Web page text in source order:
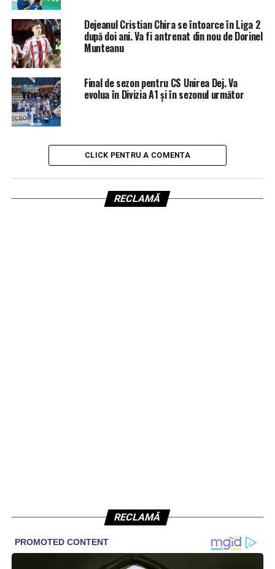
Dejeanul Cristian Chira se întoarce în Liga 2
după doi ani. Va fi antrenat din nou de Dorinel
Munteanu
Final de sezon pentru CS Unirea Dej. Va
evolua în Divizia A1 și în sezonul următor
CLICK PENTRU A COMENTA
RECLAMĂ
RECLAMĂ